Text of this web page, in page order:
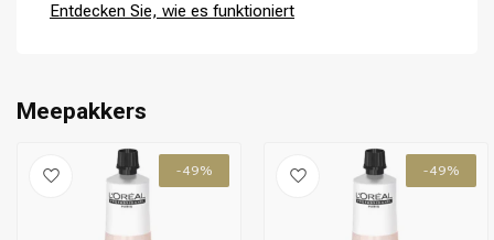
Entdecken Sie, wie es funktioniert
Meepakkers
-49% -49%